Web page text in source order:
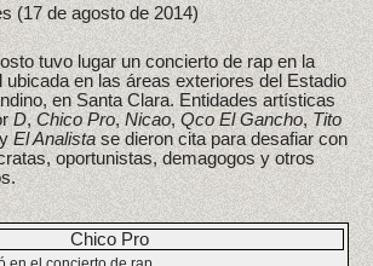
(17 de agosto de 2014)
tuvo lugar un concierto de rap en la
ubicada en las áreas exteriores del Estadio
en Santa Clara. Entidades artísticas
D,Chico Pro,Nicao,Qco El Gancho,Tito
El Analista se dieron cita para desafiar con
oportunistas, demagogos y otros